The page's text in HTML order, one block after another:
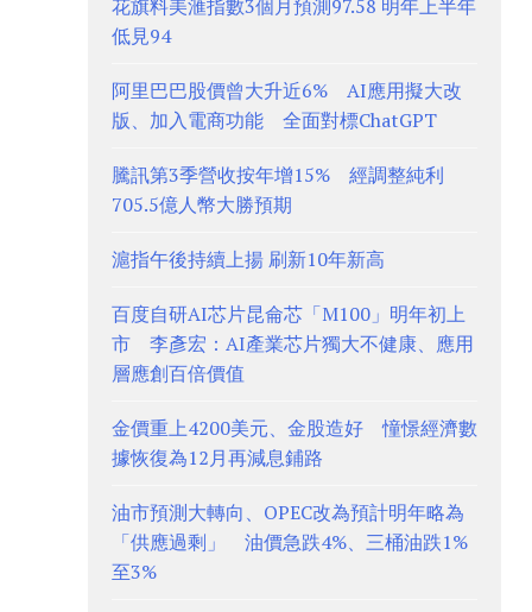
花旗料美滙指數3個月預測97.58 明年上半年
低見94
阿里巴巴股價曾大升近6% AI應用擬大改
版、加入電商功能 全面對標ChatGPT
騰訊第3季營收按年增15% 經調整純利
705.5億人幣大勝預期
滬指午後持續上揚 刷新10年新高
百度自研AI芯片昆侖芯「M100」明年初上
市 李彥宏：AI產業芯片獨大不健康、應用
層應創百倍價值
金價重上4200美元、金股造好 憧憬經濟數
據恢復為12月再減息鋪路
油市預測大轉向、OPEC改為預計明年略為
「供應過剩」 油價急跌4%、三桶油跌1%
至3%